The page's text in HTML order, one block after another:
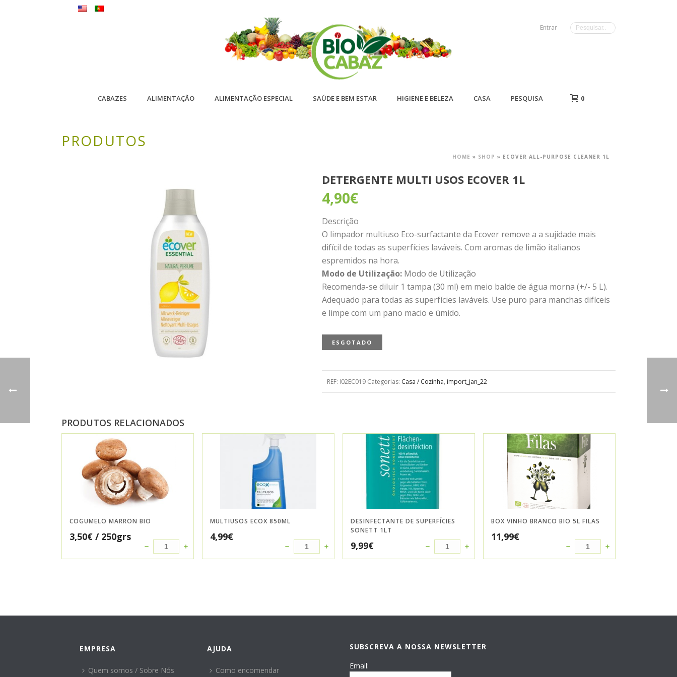
Entrar
CABAZES ALIMENTAÇÃO ALIMENTAÇÃO ESPECIAL SAÚDE E BEM ESTAR HIGIENE E BELEZA CASA PESQUISA 0
PRODUTOS
HOME » SHOP » ECOVER ALL-PURPOSE CLEANER 1L
DETERGENTE MULTI USOS ECOVER 1L
4,90€
Descrição
O limpador multiuso Eco-surfactante da Ecover remove a a sujidade mais
difícil de todas as superfícies laváveis. Com aromas de limão italianos
espremidos na hora.
Modo de Utilização: Modo de Utilização
Recomenda-se diluir 1 tampa (30 ml) em meio balde de água morna (+/- 5 L).
Adequado para todas as superfícies laváveis. Use puro para manchas difíceis
e limpe com um pano macio e úmido.
ESGOTADO
REF: I02EC019 Categorias: Casa / Cozinha, import_jan_22
PRODUTOS RELACIONADOS
COGUMELO MARRON BIO
3,50€ / 250grs
MULTIUSOS ECOX 850ML
4,99€
DESINFECTANTE DE SUPERFÍCIES
SONETT 1LT
9,99€
BOX VINHO BRANCO BIO 5L FILAS
11,99€
EMPRESA
Quem somos / Sobre Nós
AJUDA
Como encomendar
SUBSCREVA A NOSSA NEWSLETTER
Email: